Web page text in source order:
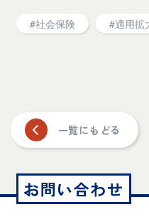
#社会保険 #適用拡
一覧にもどる
お問い合わせ